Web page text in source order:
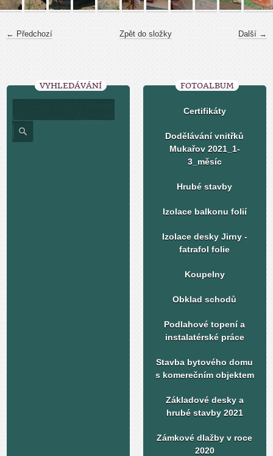
← Předchozí Další →
Zpět do složky
VYHLEDÁVÁNÍ FOTOALBUM
Certifikáty
Dodělávání vnitřků
Mukařov 2021_1-
3_měsíc
Hrubé stavby
Izolace balkonu folií
Izolace desky Jirny -
fatrafol folie
Koupelny
Obklad schodů
Podlahové topení a
instalatérské práce
Stavba bytového domu
s komerečním objektem
Základové desky a
hrubé stavby 2021
Zámkové dlažby v roce
2020